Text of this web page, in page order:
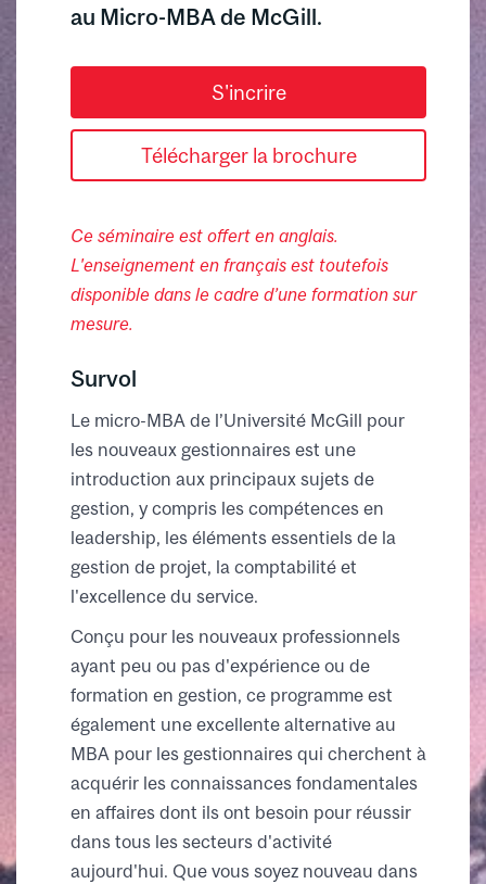
au Micro-MBA de McGill.
S'incrire
Télécharger la brochure
Ce séminaire est offert en anglais.
L'enseignement en français est toutefois
disponible dans le cadre d’une formation sur
mesure.
Survol
Le micro-MBA de l’Université McGill pour
les nouveaux gestionnaires est une
introduction aux principaux sujets de
gestion, y compris les compétences en
leadership, les éléments essentiels de la
gestion de projet, la comptabilité et
l'excellence du service.
Conçu pour les nouveaux professionnels
ayant peu ou pas d'expérience ou de
formation en gestion, ce programme est
également une excellente alternative au
MBA pour les gestionnaires qui cherchent à
acquérir les connaissances fondamentales
en affaires dont ils ont besoin pour réussir
dans tous les secteurs d'activité
aujourd'hui. Que vous soyez nouveau dans